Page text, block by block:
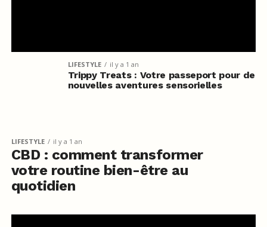
LIFESTYLE il y a 1 an
Trippy Treats : Votre passeport pour de
nouvelles aventures sensorielles
LIFESTYLE il y a 1 an
CBD : comment transformer
votre routine bien-être au
quotidien